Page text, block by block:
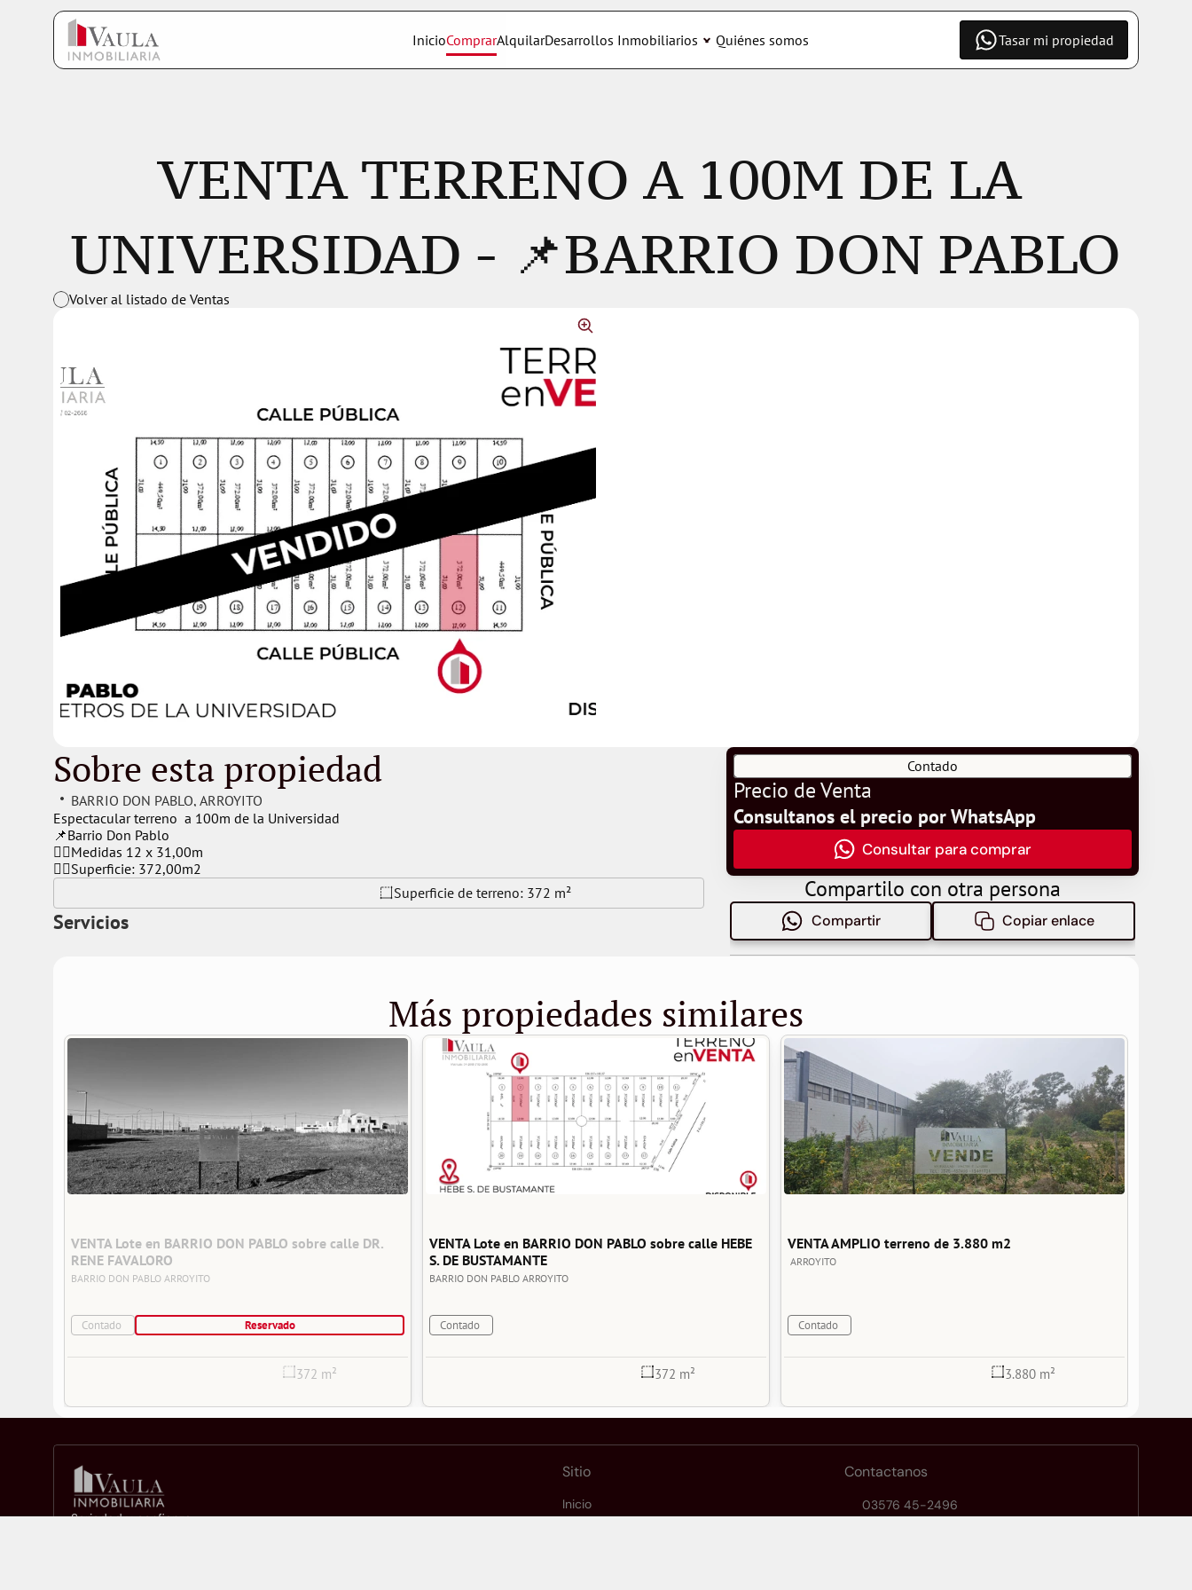
InicioComprarAlquilarDesarrollos Inmobiliarios Quiénes somos Tasar mi propiedad
VENTA TERRENO A 100M DE LA
UNIVERSIDAD - 📌BARRIO DON PABLO
Volver al listado de Ventas
Sobre esta propiedad
BARRIO DON PABLO, ARROYITO
Espectacular terreno  a 100m de la Universidad
📌Barrio Don Pablo
👉🏻Medidas 12 x 31,00m
👉🏻Superficie: 372,00m2
Superficie de terreno: 372 m²
Servicios
Contado
Precio de Venta
Consultanos el precio por WhatsApp
Consultar para comprar
Compartilo con otra persona
Compartir Copiar enlace
Más propiedades similares
VENTA Lote en BARRIO DON PABLO sobre calle DR.
RENE FAVALORO
BARRIO DON PABLO ARROYITO
Contado Reservado
372 m²
VENTA Lote en BARRIO DON PABLO sobre calle HEBE
S. DE BUSTAMANTE
BARRIO DON PABLO ARROYITO
Contado
372 m²
VENTA AMPLIO terreno de 3.880 m2
ARROYITO
Contado
3.880 m²
Seriedad y confianza
Sitio
Inicio
Comprar
Contactanos
03576 45-2496